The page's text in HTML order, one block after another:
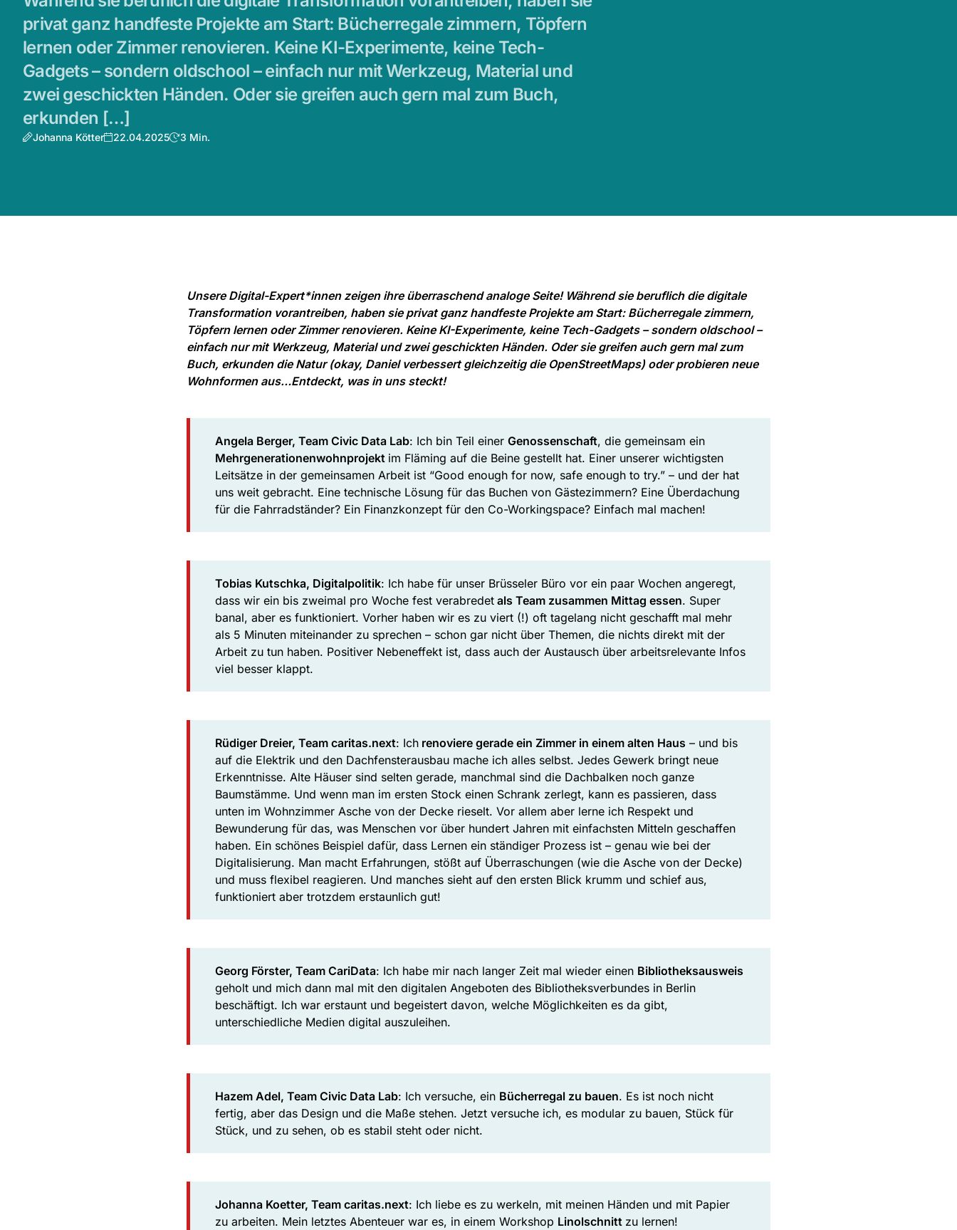
privat ganz handfeste Projekte am Start: Bücherregale zimmern, Töpfern
lernen oder Zimmer renovieren. Keine KI-Experimente, keine Tech-
Gadgets – sondern oldschool – einfach nur mit Werkzeug, Material und
zwei geschickten Händen. Oder sie greifen auch gern mal zum Buch,
erkunden […]
Johanna Kötter 22.04.2025 3 Min.
Unsere Digital-Expert*innen zeigen ihre überraschend analoge Seite! Während sie beruflich die digitale
Transformation vorantreiben, haben sie privat ganz handfeste Projekte am Start: Bücherregale zimmern,
Töpfern lernen oder Zimmer renovieren. Keine KI-Experimente, keine Tech-Gadgets – sondern oldschool –
einfach nur mit Werkzeug, Material und zwei geschickten Händen. Oder sie greifen auch gern mal zum
Buch, erkunden die Natur (okay, Daniel verbessert gleichzeitig die OpenStreetMaps) oder probieren neue
Wohnformen aus…Entdeckt, was in uns steckt!
Angela Berger, Team Civic Data Lab: Ich bin Teil einer Genossenschaft, die gemeinsam ein
Mehrgenerationenwohnprojekt im Fläming auf die Beine gestellt hat. Einer unserer wichtigsten
Leitsätze in der gemeinsamen Arbeit ist “Good enough for now, safe enough to try.” – und der hat
uns weit gebracht. Eine technische Lösung für das Buchen von Gästezimmern? Eine Überdachung
für die Fahrradständer? Ein Finanzkonzept für den Co-Workingspace? Einfach mal machen!
Tobias Kutschka, Digitalpolitik: Ich habe für unser Brüsseler Büro vor ein paar Wochen angeregt,
dass wir ein bis zweimal pro Woche fest verabredet als Team zusammen Mittag essen. Super
banal, aber es funktioniert. Vorher haben wir es zu viert (!) oft tagelang nicht geschafft mal mehr
als 5 Minuten miteinander zu sprechen – schon gar nicht über Themen, die nichts direkt mit der
Arbeit zu tun haben. Positiver Nebeneffekt ist, dass auch der Austausch über arbeitsrelevante Infos
viel besser klappt.
Rüdiger Dreier, Team caritas.next: Ich renoviere gerade ein Zimmer in einem alten Haus – und bis
auf die Elektrik und den Dachfensterausbau mache ich alles selbst. Jedes Gewerk bringt neue
Erkenntnisse. Alte Häuser sind selten gerade, manchmal sind die Dachbalken noch ganze
Baumstämme. Und wenn man im ersten Stock einen Schrank zerlegt, kann es passieren, dass
unten im Wohnzimmer Asche von der Decke rieselt. Vor allem aber lerne ich Respekt und
Bewunderung für das, was Menschen vor über hundert Jahren mit einfachsten Mitteln geschaffen
haben. Ein schönes Beispiel dafür, dass Lernen ein ständiger Prozess ist – genau wie bei der
Digitalisierung. Man macht Erfahrungen, stößt auf Überraschungen (wie die Asche von der Decke)
und muss flexibel reagieren. Und manches sieht auf den ersten Blick krumm und schief aus,
funktioniert aber trotzdem erstaunlich gut!
Georg Förster, Team CariData: Ich habe mir nach langer Zeit mal wieder einen Bibliotheksausweis
geholt und mich dann mal mit den digitalen Angeboten des Bibliotheksverbundes in Berlin
beschäftigt. Ich war erstaunt und begeistert davon, welche Möglichkeiten es da gibt,
unterschiedliche Medien digital auszuleihen.
Hazem Adel, Team Civic Data Lab: Ich versuche, ein Bücherregal zu bauen. Es ist noch nicht
fertig, aber das Design und die Maße stehen. Jetzt versuche ich, es modular zu bauen, Stück für
Stück, und zu sehen, ob es stabil steht oder nicht.
Johanna Koetter, Team caritas.next: Ich liebe es zu werkeln, mit meinen Händen und mit Papier
zu arbeiten. Mein letztes Abenteuer war es, in einem Workshop Linolschnitt zu lernen!